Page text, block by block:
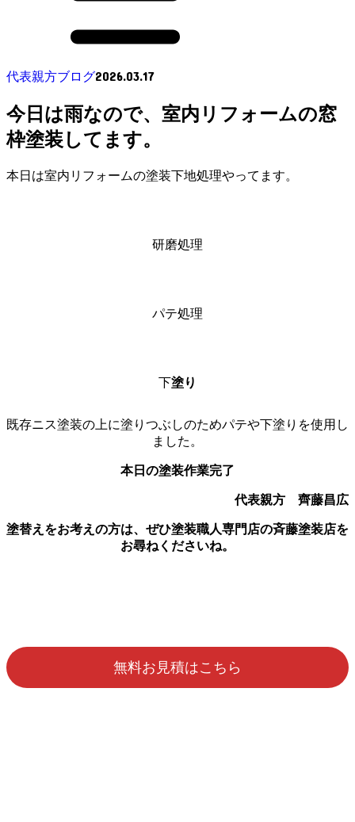
代表親方ブログ2026.03.17
今日は雨なので、室内リフォームの窓
枠塗装してます。
本日は室内リフォームの塗装下地処理やってます。
研磨処理
パテ処理
下塗り
既存ニス塗装の上に塗りつぶしのためパテや下塗りを使用し
ました。
本日の塗装作業完了
代表親方 齊藤昌広
塗替えをお考えの方は、ぜひ塗装職人専門店の斉藤塗装店を
お尋ねくださいね。
無料お見積はこちら